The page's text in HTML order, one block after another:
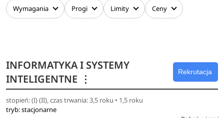
energoelektronicznych, automatyki budynkowej i
układów zasilających,
Ponadto absolwent studiów II stopnia potrafi:
stosować właściwe narzędzia informatyczne i
elektroniczne dla rozwiązywania problemów
Wymagania Progi Limity Ceny
INFORMATYKA I SYSTEMY
INTELIGENTNE ⋮
Rekrutacja
stopień: (I) (II), czas trwania: 3,5 roku • 1,5 roku
tryb: stacjonarne